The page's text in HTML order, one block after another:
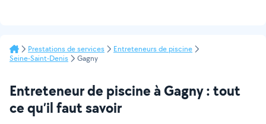
Prestations de services
Entreteneurs de piscine
Seine-Saint-Denis
Gagny
Entreteneur de piscine à Gagny : tout
ce qu’il faut savoir